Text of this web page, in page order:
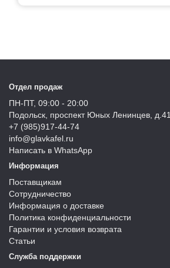
Отдел продаж
ПН-ПТ, 09:00 - 20:00
Подольск, проспект Юных Ленинцев, д.41
+7 (985)917-44-74
info@glavkafel.ru
Написать в WhatsApp
Информация
Поставщикам
Сотрудничество
Информация о доставке
Политика конфиденциальности
Гарантии и условия возврата
Статьи
Служба поддержки